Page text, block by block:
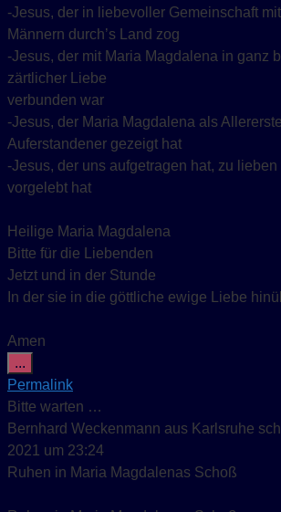
-Jesus, der in liebevoller Gemeinschaft
Männern durch’s Land zog
-Jesus, der mit Maria Magdalena in ganz
zärtlicher Liebe
verbunden war
-Jesus, der Maria Magdalena als
Auferstandener gezeigt hat
-Jesus, der uns aufgetragen hat, zu
vorgelebt hat
Heilige Maria Magdalena
Bitte für die Liebenden
Jetzt und in der Stunde
In der sie in die göttliche ewige Liebe
Amen
...
Permalink
Bitte warten …
Bernhard Weckenmann aus Karlsruhe
2021 um 23:24
Ruhen in Maria Magdalenas Schoß